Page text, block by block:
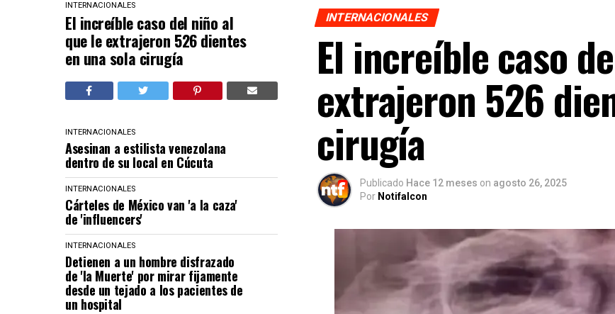
INTERNACIONALES
El increíble caso del niño al
que le extrajeron 526 dientes
en una sola cirugía
INTERNACIONALES
Asesinan a estilista venezolana
dentro de su local en Cúcuta
INTERNACIONALES
Cárteles de México van 'a la caza'
de 'influencers'
INTERNACIONALES
Detienen a un hombre disfrazado
de 'la Muerte' por mirar fijamente
desde un tejado a los pacientes de
un hospital
INTERNACIONALES
El increíble caso
extrajeron 526
cirugía
Publicado Hace 12 meses on agosto 26, 2025
Por Notifalcon